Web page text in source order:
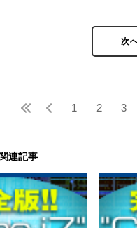
次
1 2 3
連記事